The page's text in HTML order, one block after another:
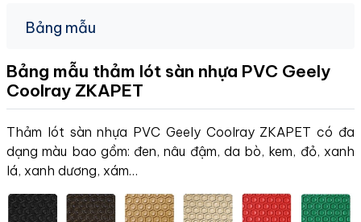
Bảng mẫu
Bảng mẫu thảm lót sàn nhựa PVC Geely
Coolray ZKAPET
Thảm lót sàn nhựa PVC Geely Coolray ZKAPET có đa
dạng màu bao gồm: đen, nâu đậm, da bò, kem, đỏ, xanh
lá, xanh dương, xám…